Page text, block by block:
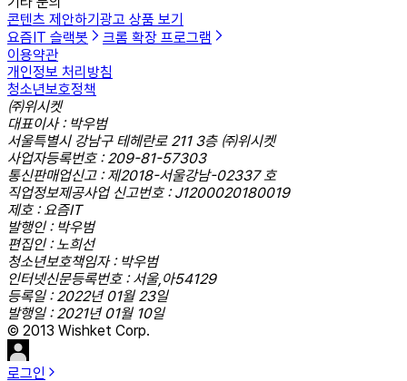
콘텐츠 제안하기 광고 상품 보기
요즘IT 슬랙봇
크롬 확장 프로그램
이용약관
개인정보 처리방침
청소년보호정책
㈜위시켓
대표이사 : 박우범
서울특별시 강남구 테헤란로 211 3층 ㈜위시켓
사업자등록번호 : 209-81-57303
통신판매업신고 : 제2018-서울강남-02337 호
직업정보제공사업 신고번호 : J1200020180019
제호 : 요즘IT
발행인 : 박우범
편집인 : 노희선
청소년보호책임자 : 박우범
인터넷신문등록번호 : 서울,아54129
등록일 : 2022년 01월 23일
발행일 : 2021년 01월 10일
© 2013 Wishket Corp.
로그인